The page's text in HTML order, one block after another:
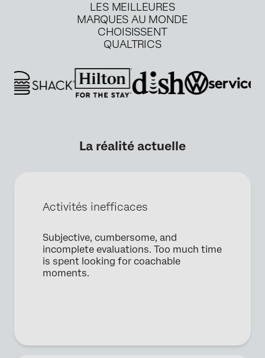
Prénom*
Nom*
Numéro de téléphone*
LES MEILLEURES
MARQUES AU MONDE
CHOISISSENT
QUALTRICS
La réalité actuelle
Activités inefficaces
Subjective, cumbersome, and
incomplete evaluations. Too much time
is spent looking for coachable
moments.